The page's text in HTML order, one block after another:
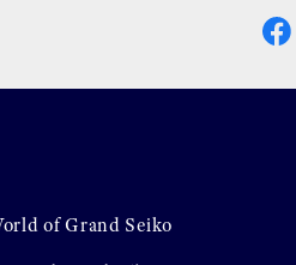
of Grand Seiko